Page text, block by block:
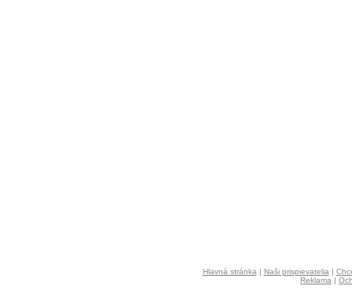
Hlavná stránka | Naši prispievatelia |
Reklama |